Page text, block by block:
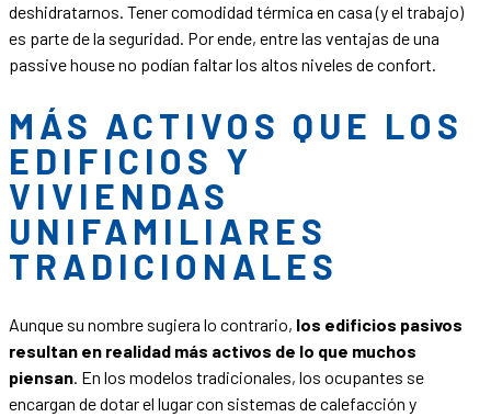
deshidratarnos. Tener comodidad térmica en casa (y el trabajo)
es parte de la seguridad. Por ende, entre las ventajas de una
passive house no podían faltar los altos niveles de confort.
MÁS ACTIVOS QUE LOS
EDIFICIOS Y
VIVIENDAS
UNIFAMILIARES
TRADICIONALES
Aunque su nombre sugiera lo contrario, los edificios pasivos
resultan en realidad más activos de lo que muchos
piensan. En los modelos tradicionales, los ocupantes se
encargan de dotar el lugar con sistemas de calefacción y